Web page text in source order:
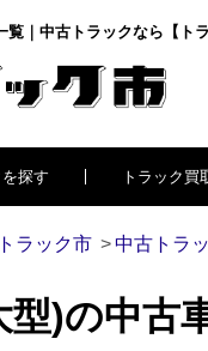
｜中古トラックなら【トラ
探す トラック買
ラック市 中古トラ
)の中古